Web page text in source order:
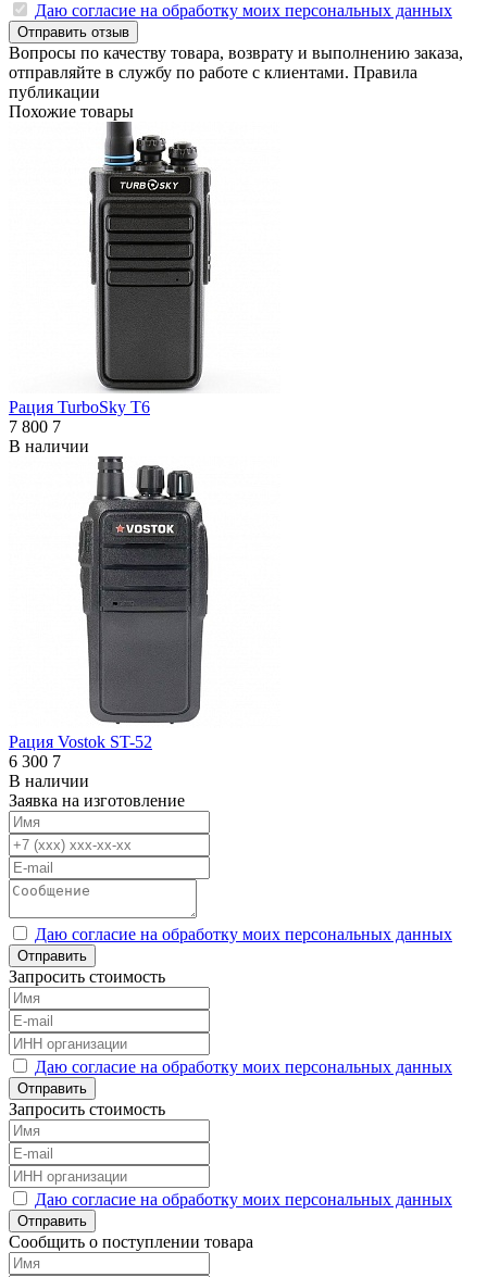
Даю согласие на обработку моих персональных данных
Отправить отзыв
Вопросы по качеству товара, возврату и выполнению заказа,
отправляйте в службу по работе с клиентами. Правила
публикации
Похожие товары
Рация TurboSky T6
7 800 7
В наличии
Рация Vostok ST-52
6 300 7
В наличии
Заявка на изготовление
Даю согласие на обработку моих персональных данных
Отправить
Запросить стоимость
Даю согласие на обработку моих персональных данных
Отправить
Запросить стоимость
Даю согласие на обработку моих персональных данных
Отправить
Сообщить о поступлении товара